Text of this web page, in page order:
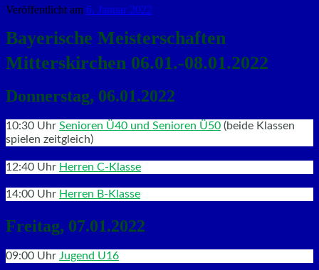
Veröffentlicht am 6. Januar 2022
Bayerische Meisterschaften
Mitterskirchen 06.01.-08.01.2022
Donnerstag, 06.01.2022
10:30 Uhr Senioren Ü40 und Senioren Ü50 (beide Klassen
spielen zeitgleich)
12:40 Uhr Herren C-Klasse
14:00 Uhr Herren B-Klasse
Freitag, 07.01.2022
09:00 Uhr Jugend U16